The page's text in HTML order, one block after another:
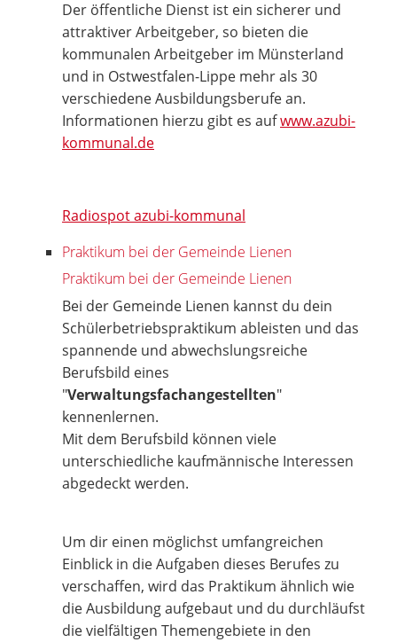
Der öffentliche Dienst ist ein sicherer und
attraktiver Arbeitgeber, so bieten die
kommunalen Arbeitgeber im Münsterland
und in Ostwestfalen-Lippe mehr als 30
verschiedene Ausbildungsberufe an.
Informationen hierzu gibt es aufwww.azubi-
kommunal.de
Radiospot azubi-kommunal
Praktikum bei der Gemeinde Lienen
Praktikum bei der Gemeinde Lienen
Bei der Gemeinde Lienen kannst du dein
Schülerbetriebspraktikum ableisten und das
spannende und abwechslungsreiche
Berufsbild eines
"Verwaltungsfachangestellten"
kennenlernen.
Mit dem Berufsbild können viele
unterschiedliche kaufmännische Interessen
abgedeckt werden.
Um dir einen möglichst umfangreichen
Einblick in die Aufgaben dieses Berufes zu
verschaffen, wird das Praktikum ähnlich wie
die Ausbildung aufgebaut und du durchläufst
die vielfältigen Themengebiete in den